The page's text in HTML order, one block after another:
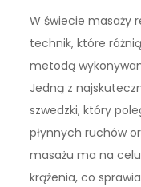
W świecie masaży
technik, które
metodą
Jedną z
szwedzki, który
płynnych ruchów
masażu ma na
krążenia, co